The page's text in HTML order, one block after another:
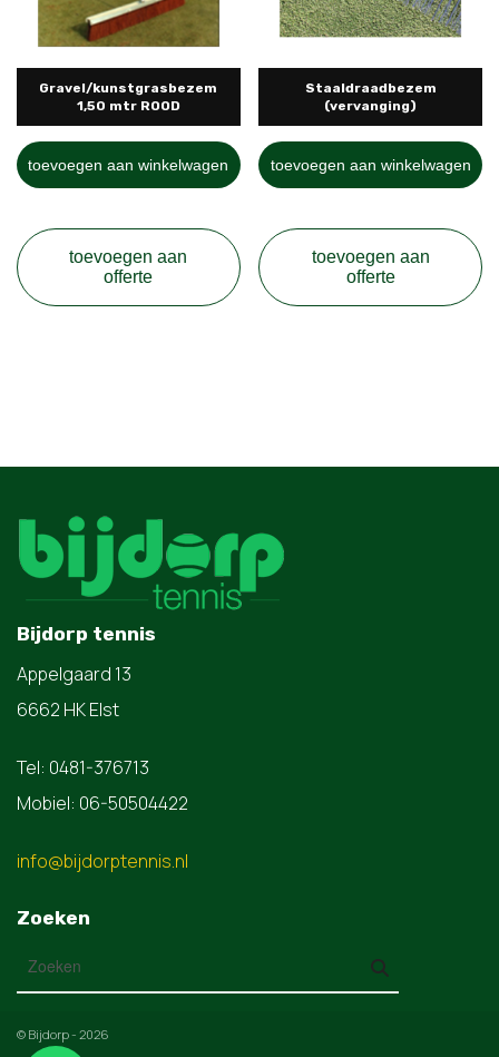
Gravel/kunstgrasbezem
1,50 mtr ROOD
toevoegen aan winkelwagen
toevoegen aan
offerte
Staaldraadbezem
(vervanging)
toevoegen aan winkelwagen
toevoegen aan
offerte
Bijdorp tennis
Appelgaard 13
6662 HK Elst
Tel: 0481-376713
Mobiel: 06-50504422
info@bijdorptennis.nl
Zoeken
© Bijdorp - 2026